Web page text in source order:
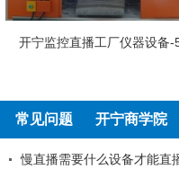
开宁监控直播工厂仪
常见问题 开宁商学院
开宁联合创